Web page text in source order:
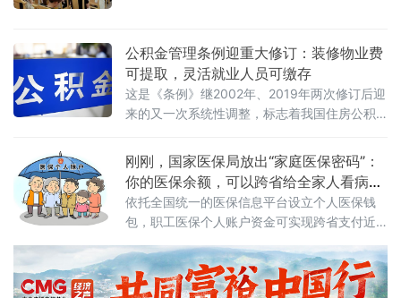
公积金管理条例迎重大修订：装修物业费
可提取，灵活就业人员可缴存
这是《条例》继2002年、2019年两次修订后迎
来的又一次系统性调整，标志着我国住房公积
取范围大幅拓展：从“购房租房”到“修房养房”扩
大住房公积金提取使用范围是本
刚刚，国家医保局放出“家庭医保密码”：
你的医保余额，可以跨省给全家人看病
了！
依托全国统一的医保信息平台设立个人医保钱
包，职工医保个人账户资金可实现跨省支付近
保局办公室与财政部办